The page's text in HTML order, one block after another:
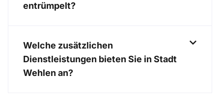
entrümpelt?
Welche zusätzlichen
Dienstleistungen bieten Sie in Stadt
Wehlen an?